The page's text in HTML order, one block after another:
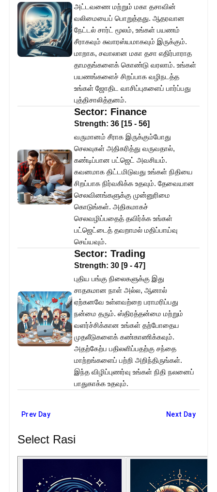
அட்டவணை மற்றும் மகா தசாவின்
வலிமையைப் பொறுத்தது. ஆதரவான
நேட்டல் சார்ட் மூலம், உங்கள் பயணம்
சீராகவும் சுவாரஸ்யமாகவும் இருக்கும்.
மாறாக, சவாலான மகா தசா எதிர்பாராத
தாமதங்களைக் கொண்டு வரலாம். உங்கள்
பயணங்களைச் சிறப்பாக வழிநடத்த
உங்கள் ஜோதிட வாசிப்புகளைப் பார்ப்பது
புத்திசாலித்தனம்.
Sector: Finance
Strength: 36 [15 - 56]
வருமானம் சீராக இருக்கும்போது
செலவுகள் அதிகரித்து வருவதால்,
கண்டிப்பான பட்ஜெட் அவசியம்.
கவனமாக திட்டமிடுவது உங்கள் நிதியை
சிறப்பாக நிர்வகிக்க உதவும். தேவையான
செலவினங்களுக்கு முன்னுரிமை
கொடுங்கள். அதிகமாகச்
செலவழிப்பதைத் தவிர்க்க உங்கள்
பட்ஜெட்டைத் தவறாமல் மதிப்பாய்வு
செய்யவும்.
Sector: Trading
Strength: 30 [9 - 47]
புதிய பங்கு நிலைகளுக்கு இது
சாதகமான நாள் அல்ல, ஆனால்
ஏற்கனவே உள்ளவற்றை பராமரிப்பது
நன்மை தரும். ஸ்திரத்தன்மை மற்றும்
வளர்ச்சிக்கான உங்கள் தற்போதைய
முதலீடுகளைக் கண்காணிக்கவும்.
அதற்கேற்ப பதிலளிப்பதற்கு சந்தை
மாற்றங்களைப் பற்றி அறிந்திருங்கள்.
இந்த விழிப்புணர்வு உங்கள் நிதி நலனைப்
பாதுகாக்க உதவும்.
Prev Day Next Day
Select Rasi